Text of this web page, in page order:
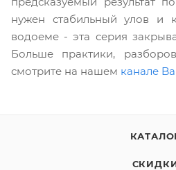
нужен стабильный улов и
водоеме - эта серия
Больше практики,
смотрите на нашем канале